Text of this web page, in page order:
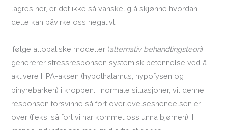
lagres her, er det ikke så vanskelig å skjønne hvordan
dette kan påvirke oss negativt.
Ifølge allopatiske modeller (alternativ behandlingsteori),
genererer stressresponsen systemisk betennelse ved å
aktivere HPA-aksen (hypothalamus, hypofysen og
binyrebarken) i kroppen. I normale situasjoner, vil denne
responsen forsvinne så fort overlevelseshendelsen er
over (f.eks. så fort vi har kommet oss unna bjørnen). I